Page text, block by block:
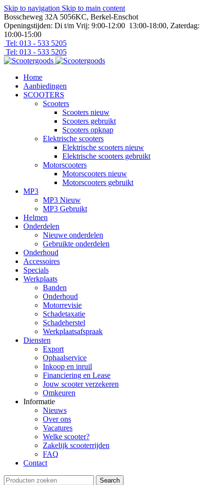
Skip to navigation Skip to main content
Bosscheweg 32A 5056KC, Berkel-Enschot
Openingstijden: Di t/m Vrij: 9:00-12:00 13:00-18:00, Zaterdag:
10:00-15:00
Tel: 013 - 533 5205
Tel: 013 - 533 5205
Home
Aanbiedingen
SCOOTERS
Scooters
Scooters nieuw
Scooters gebruikt
Scooters opknap
Elektrische scooters
Elektrische scooters nieuw
Elektrische scooters gebruikt
Motorscooters
Motorscooters nieuw
Motorscooters gebruikt
MP3
MP3 Nieuw
MP3 Gebruikt
Helmen
Onderdelen
Nieuwe onderdelen
Gebruikte onderdelen
Onderhoud
Accessoires
Specials
Werkplaats
Banden
Onderhoud
Motorrevisie
Schadetaxatie
Schadeherstel
Werkplaatsafspraak
Diensten
Export
Ophaalservice
Inkoop en inruil
Financiering en Lease
Jouw scooter verzekeren
Omkeuren
Informatie
Nieuws
Over ons
Vacatures
Welke scooter?
Zakelijk scooterrijden
FAQ
Contact
Search